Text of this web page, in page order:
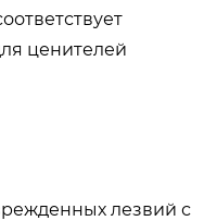
ценителей
лезвий с